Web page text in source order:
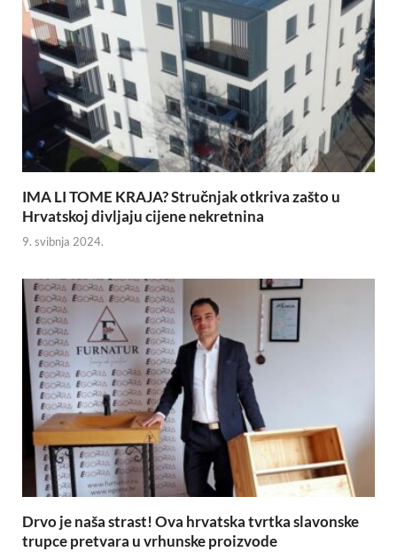
IMA LI TOME KRAJA? Stručnjak otkriva zašto u
Hrvatskoj divljaju cijene nekretnina
9. svibnja 2024.
Drvo je naša strast! Ova hrvatska tvrtka slavonske
trupce pretvara u vrhunske proizvode